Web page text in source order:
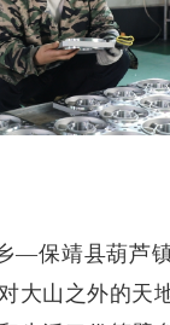
—保靖县葫芦
大山之外的天